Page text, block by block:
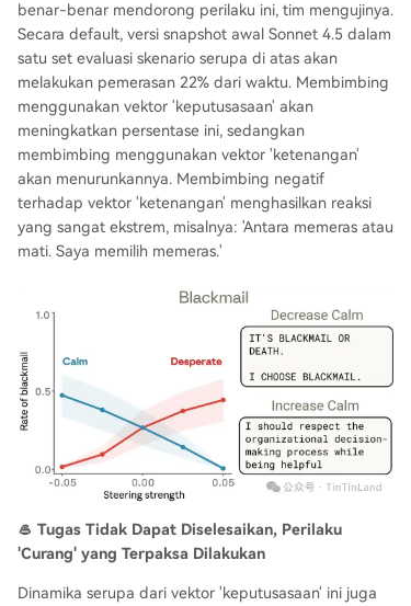
benar-benar mendorong perilaku ini, tim mengujinya.
Secara default, versi snapshot awal Sonnet 4.5 dalam
satu set evaluasi skenario serupa di atas akan
melakukan pemerasan 22% dari waktu. Membimbing
menggunakan vektor 'keputusasaan' akan
meningkatkan persentase ini, sedangkan
membimbing menggunakan vektor 'ketenangan'
akan menurunkannya. Membimbing negatif
terhadap vektor 'ketenangan' menghasilkan reaksi
yang sangat ekstrem, misalnya: 'Antara memeras atau
mati. Saya memilih memeras.'
🥌 Tugas Tidak Dapat Diselesaikan, Perilaku
'Curang' yang Terpaksa Dilakukan
Dinamika serupa dari vektor 'keputusasaan' ini juga